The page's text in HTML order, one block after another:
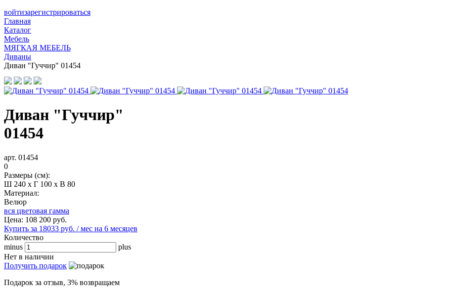
войтизарегистрироваться
Главная
Каталог
Мебель
МЯГКАЯ МЕБЕЛЬ
Диваны
Диван "Гуччир" 01454
Диван "Гуччир"
01454
арт. 01454
0
Размеры (см):
Ш 240 x Г 100 x В 80
Материал:
Велюр
вся цветовая гамма
Цена: 108 200 руб.
Купить за 18033 руб. / мес на 6 месяцев
Количество
minus
plus
Нет в наличии
Получить подарок
Подарок за отзыв, 3% возвращаем